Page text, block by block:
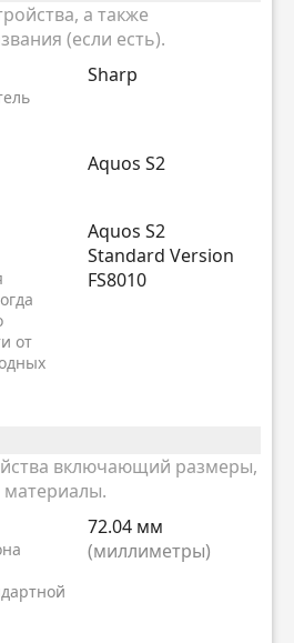
а также
(если есть).
Sharp
Aquos S2
от
Aquos S2
Standard Version
FS8010
включающий размеры,
материалы.
72.04 мм
(миллиметры)